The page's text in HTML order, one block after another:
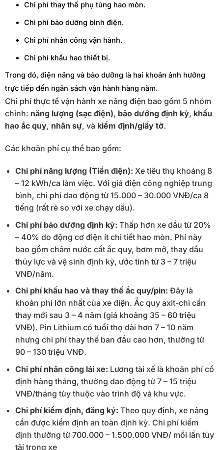
Chi phí thay thế phụ tùng hao mòn.
Chi phí bảo dưỡng bình điện.
Chi phí nhân công vận hành.
Chi phí khấu hao thiết bị.
Trong đó, điện năng và bảo dưỡng là hai khoản ảnh hưởng
trực tiếp đến ngân sách vận hành hàng năm.
Chi phí thực tế vận hành xe nâng điện bao gồm 5 nhóm
chính: năng lượng (sạc điện), bảo dưỡng định kỳ, khấu
hao ắc quy, nhân sự, và kiểm định/giấy tờ.
Các khoản phí cụ thể bao gồm:
Chi phí năng lượng (Tiền điện): Xe tiêu thụ khoảng 8
– 12 kWh/ca làm việc. Với giá điện công nghiệp trung
bình, chi phí dao động từ 15.000 – 30.000 VNĐ/ca 8
tiếng (rất rẻ so với xe chạy dầu).
Chi phí bảo dưỡng định kỳ: Thấp hơn xe dầu từ 20%
– 40% do động cơ điện ít chi tiết hao mòn. Phí này
bao gồm châm nước cất ắc quy, bơm mỡ, thay dầu
thủy lực và vệ sinh định kỳ, ước tính từ 3 – 7 triệu
VNĐ/năm.
Chi phí khấu hao và thay thế ắc quy/pin: Đây là
khoản phí lớn nhất của xe điện. Ắc quy axit-chì cần
thay mới sau 3 – 4 năm (giá khoảng 35 – 60 triệu
VNĐ). Pin Lithium có tuổi thọ dài hơn 7 – 10 năm
nhưng chi phí thay thế ban đầu cao hơn, thường từ
90 – 130 triệu VNĐ.
Chi phí nhân công lái xe: Lương tài xế là khoản phí cố
định hàng tháng, thường dao động từ 7 – 15 triệu
VNĐ/tháng tùy thuộc vào trình độ và khu vực.
Chi phí kiểm định, đăng ký: Theo quy định, xe nâng
cần được kiểm định an toàn định kỳ. Chi phí kiểm
định thường từ 700.000 – 1.500.000 VNĐ/ mỗi lần tùy
tải trọng xe